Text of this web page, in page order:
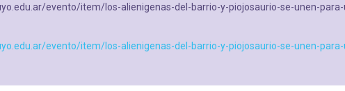
evento/item/los-alienigenas-del-barrio-y-piojosaurio-se-unen-
evento/item/los-alienigenas-del-barrio-y-piojosaurio-se-unen-